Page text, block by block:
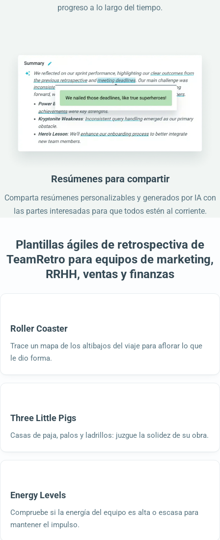
progreso a lo largo del tiempo.
Resúmenes para compartir
Comparta resúmenes personalizables y generados por IA con
las partes interesadas para que todos estén al corriente.
Plantillas ágiles de retrospectiva de
TeamRetro para equipos de marketing,
RRHH, ventas y finanzas
Roller Coaster
Trace un mapa de los altibajos del viaje para aflorar lo que
le dio forma.
Three Little Pigs
Casas de paja, palos y ladrillos: juzgue la solidez de su obra.
Energy Levels
Compruebe si la energía del equipo es alta o escasa para
mantener el impulso.